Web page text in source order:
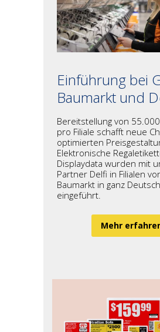
Einführung bei
Baumarkt und
Bereitstellung von
pro Filiale schafft neue
optimierten
Elektronische
Displaydata wurden mit
Partner Delfi in Filialen
Baumarkt in ganz
eingeführt.
Mehr